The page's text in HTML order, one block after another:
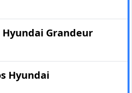
Hyundai Grandeur
Hyundai